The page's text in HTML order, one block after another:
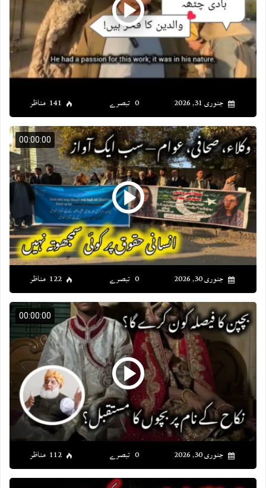
جنوری 31, 2026 0 تبصرے 141 مناظر
00:00:00
جنوری 30, 2026 0 تبصرے 122 مناظر
00:00:00
جنوری 30, 2026 0 تبصرے 112 مناظر